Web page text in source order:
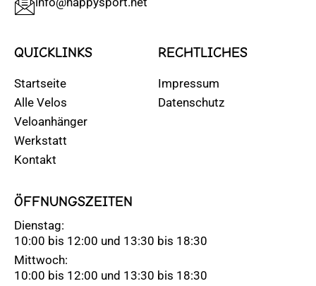
QUICKLINKS
Startseite
Alle Velos
Veloanhänger
Werkstatt
Kontakt
RECHTLICHES
Impressum
Datenschutz
ÖFFNUNGSZEITEN
Dienstag:
10:00 bis 12:00 und 13:30 bis 18:30
Mittwoch:
10:00 bis 12:00 und 13:30 bis 18:30